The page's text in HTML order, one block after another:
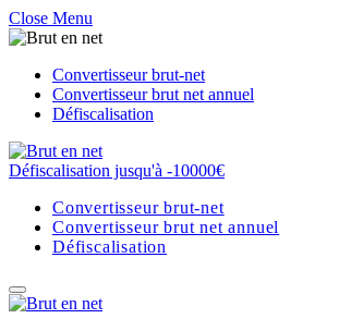
Close Menu
Convertisseur brut-net
Convertisseur brut net annuel
Défiscalisation
Défiscalisation jusqu'à -10000€
Convertisseur brut-net
Convertisseur brut net annuel
Défiscalisation